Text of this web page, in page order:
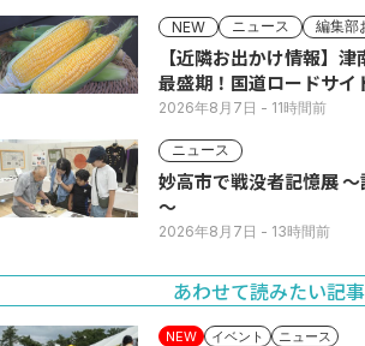
NEW ニュース 編集部
【近隣お出かけ情報】
最盛期！国道ロードサイ
い列
2026年8月7日 - 11時間前
ニュース
妙高市で戦没者記憶展
～
2026年8月7日 - 13時間前
あわせて読みたい記事
NEW イベント ニュース